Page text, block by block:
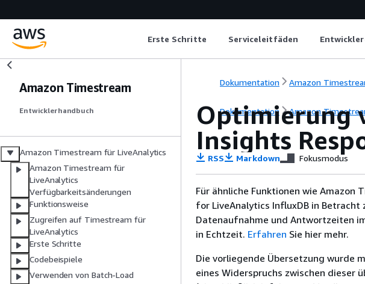
Erste Schritte Serviceleitfäden
Amazon Timestream
Entwicklerhandbuch
Amazon Timestream für LiveAnalytics
Amazon Timestream für
LiveAnalytics
Verfügbarkeitsänderungen
Funktionsweise
Zugreifen auf Timestream für
LiveAnalytics
Erste Schritte
Codebeispiele
Verwenden von Batch-Load
Dokumentation Amazon
Dokumentation Amazon
Optimierung
Insights
RSS Markdown Fokusmodus
Für ähnliche Funktionen wie
for LiveAnalytics InfluxDB in
Datenaufnahme und Antwortzeiten
in Echtzeit. Erfahren Sie hier mehr.
Die vorliegende Übersetzung wurde
eines Widerspruchs zwischen dieser